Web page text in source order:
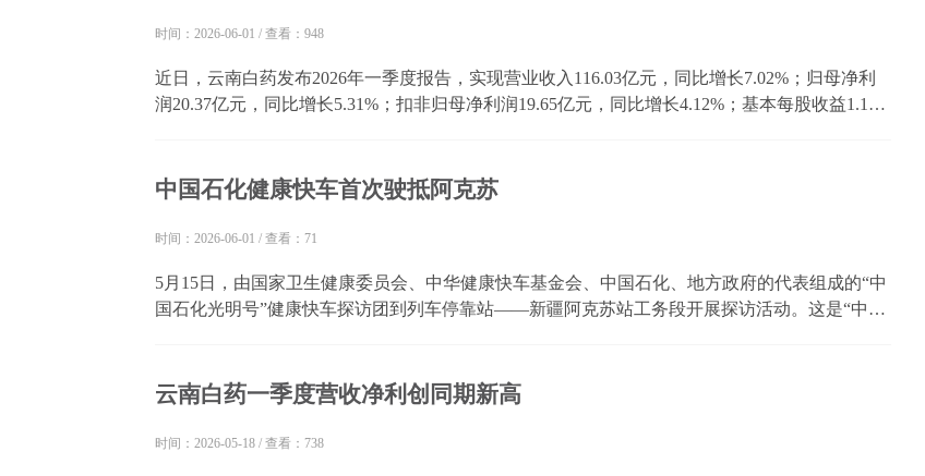
时间：2026-06-01 / 查看：948
近日，云南白药发布2026年一季度报告，实现营业收入116.03亿元，同比增长7.02%；归母净利
润20.37亿元，同比增长5.31%；扣非归母净利润19.65亿元，同比增长4.12%；基本每股收益1.14
中国石化健康快车首次驶抵阿克苏
时间：2026-06-01 / 查看：71
5月15日，由国家卫生健康委员会、中华健康快车基金会、中国石化、地方政府的代表组成的“中
国石化光明号”健康快车探访团到列车停靠站——新疆阿克苏站工务段开展探访活动。这是“中国
云南白药一季度营收净利创同期新高
时间：2026-05-18 / 查看：738